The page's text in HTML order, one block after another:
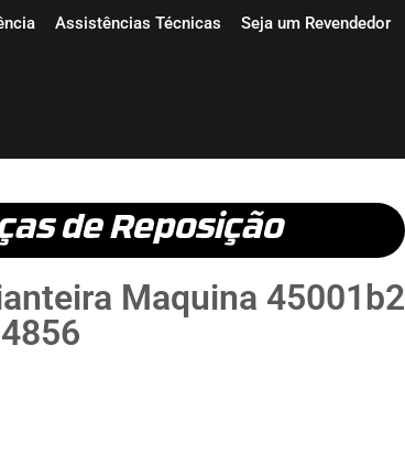
Assistências Técnicas Seja um Revendedor
de Reposição
Maquina 45001b2